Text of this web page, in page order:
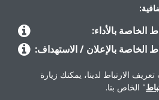
إشعار قانوني إشعار ملف تعريف الارتباط
الشركة
الخاصة بالأداء:
الخاصة بالإعلان / الاستهداف:
الارتباط لدينا، يمكنك زيارة
" الخاص بنا.